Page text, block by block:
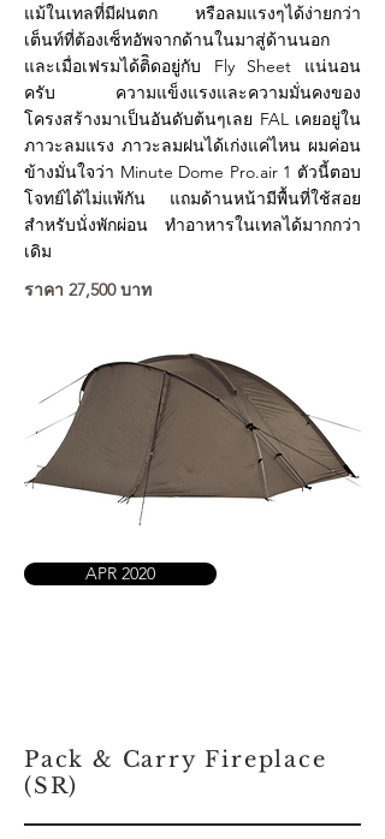
แม้ในเทลที่มีฝนตก หรือลมแรงๆได้ง่ายกว่า
เต็นท์ที่ต้องเซ็ทอัพจากด้านในมาสู่ด้านนอก
และเมื่อเฟรมได้ติิดอยู่กับ Fly Sheet แน่นอน
ครับ ความแข็งแรงและความมั่นคงของ
โครงสร้างมาเป็นอันดับต้นๆเลย FAL เคยอยู่ใน
ภาวะลมแรง ภาวะลมฝนได้เก่งแค่ไหน ผมค่อน
ข้างมั่นใจว่า Minute Dome Pro.air 1 ตัวนี้ตอบ
โจทย์ได้ไม่แพ้กัน แถมด้านหน้ามีพื้นที่ใช้สอย
สำหรับนั่งพักผ่อน ทำอาหารในเทลได้มากกว่า
เดิม
ราคา 27,500 บาท
APR 2020
Pack & Carry Fireplace
(SR)